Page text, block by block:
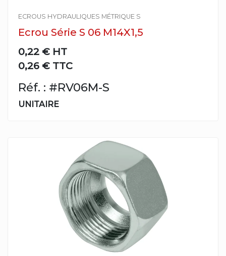
ECROUS HYDRAULIQUES MÉTRIQUE S
Ecrou Série S 06 M14X1,5
0,22 € HT
0,26 € TTC
Réf. : #RV06M-S
UNITAIRE